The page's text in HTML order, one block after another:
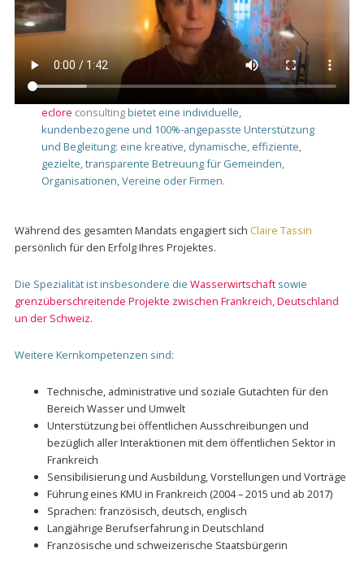
eclore consultingbietet eine individuelle,
kundenbezogene und 100%-angepasste Unterstützung
und Begleitung: eine kreative, dynamische, effiziente,
gezielte, transparente Betreuung für Gemeinden,
Organisationen, Vereine oder Firmen.
Während des gesamten Mandats engagiert sich Claire Tassin
persönlich für den Erfolg Ihres Projektes.
Die Spezialität ist insbesondere die Wasserwirtschaft sowie
grenzüberschreitende Projekte zwischen Frankreich, Deutschland
un der Schweiz.
Weitere Kernkompetenzen sind:
Technische, administrative und soziale Gutachten für den
Bereich Wasser und Umwelt
Unterstützung bei öffentlichen Ausschreibungen und
bezüglich aller Interaktionen mit dem öffentlichen Sektor in
Frankreich
Sensibilisierung und Ausbildung, Vorstellungen und Vorträge
Führung eines KMU in Frankreich (2004 – 2015 und ab 2017)
Sprachen: französisch, deutsch, englisch
Langjährige Berufserfahrung in Deutschland
Französische und schweizerische Staatsbürgerin